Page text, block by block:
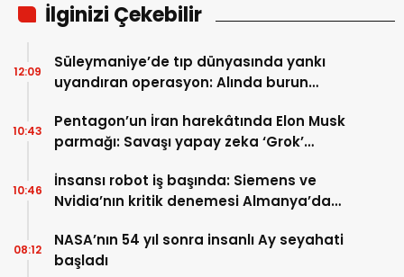
İlginizi Çekebilir
Süleymaniye’de tıp dünyasında yankı
uyandıran operasyon: Alında burun
12:09
Pentagon’un İran harekâtında Elon Musk
parmağı: Savaşı yapay zeka ‘Grok’
10:43
İnsansı robot iş başında: Siemens ve
Nvidia’nın kritik denemesi Almanya’da
10:46
NASA’nın 54 yıl sonra insanlı Ay seyahati
başladı
08:12